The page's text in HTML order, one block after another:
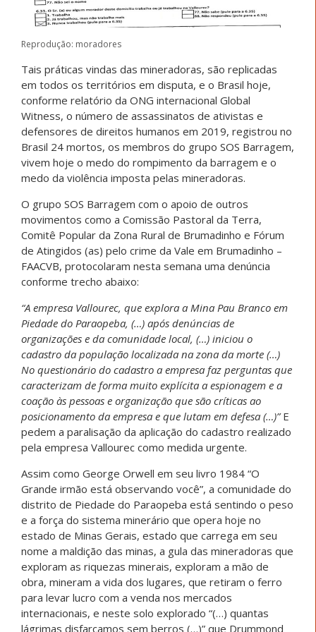
Reprodução: moradores
Tais práticas vindas das mineradoras, são replicadas
em todos os territórios em disputa, e o Brasil hoje,
conforme relatório da ONG internacional Global
Witness, o número de assassinatos de ativistas e
defensores de direitos humanos em 2019, registrou no
Brasil 24 mortos, os membros do grupo SOS Barragem,
vivem hoje o medo do rompimento da barragem e o
medo da violência imposta pelas mineradoras.
O grupo SOS Barragem com o apoio de outros
movimentos como a Comissão Pastoral da Terra,
Comitê Popular da Zona Rural de Brumadinho e Fórum
de Atingidos (as) pelo crime da Vale em Brumadinho –
FAACVB, protocolaram nesta semana uma denúncia
conforme trecho abaixo:
“A empresa Vallourec, que explora a Mina Pau Branco em
Piedade do Paraopeba, (…) após denúncias de
organizações e da comunidade local, (…) iniciou o
cadastro da população localizada na zona da morte (…)
No questionário do cadastro a empresa faz perguntas que
caracterizam de forma muito explícita a espionagem e a
coação às pessoas e organização que são críticas ao
posicionamento da empresa e que lutam em defesa (…)”E
pedem a paralisação da aplicação do cadastro realizado
pela empresa Vallourec como medida urgente.
Assim como George Orwell em seu livro 1984 “O
Grande irmão está observando você”, a comunidade do
distrito de Piedade do Paraopeba está sentindo o peso
e a força do sistema minerário que opera hoje no
estado de Minas Gerais, estado que carrega em seu
nome a maldição das minas, a gula das mineradoras que
exploram as riquezas minerais, exploram a mão de
obra, mineram a vida dos lugares, que retiram o ferro
para levar lucro com a venda nos mercados
internacionais, e neste solo explorado “(…) quantas
lágrimas disfarçamos sem berros (…)” que Drummond